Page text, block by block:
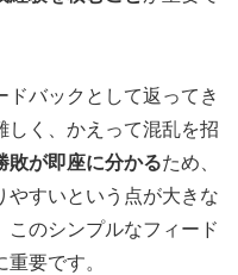
バックとして返ってき
しく、かえって混乱を招
敗が即座に分かるため、
やすいという点が大きな
このシンプルなフィード
要です。